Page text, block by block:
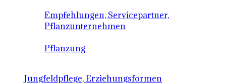
Empfehlungen, Servicepartner,
Pflanzunternehmen
Pflanzung
Jungfeldpflege, Erziehungsformen